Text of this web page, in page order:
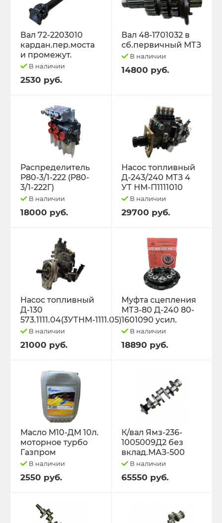
Вал 72-2203010
кардан.пер.моста
и промежут.
В наличии
2530 руб.
Вал 48-1701032 в
сб.первичный МТЗ
В наличии
14800 руб.
Распределитель
Р80-3/1-222 (Р80-
3/1-222Г)
В наличии
18000 руб.
Насос топливный
Д-243/240 МТЗ 4
УТ НМ-П1111010
В наличии
29700 руб.
Насос топливный
Д-130
573.1111.04(3УТНМ-1111.05)
В наличии
21000 руб.
Муфта сцепления
МТЗ-80 Д-240 80-
1601090 усил.
В наличии
18890 руб.
Масло М10-ДМ 10л.
моторное турбо
Газпром
В наличии
2550 руб.
К/вал Ямз-236-
1005009Д2 без
вклад.МАЗ-500
В наличии
65550 руб.